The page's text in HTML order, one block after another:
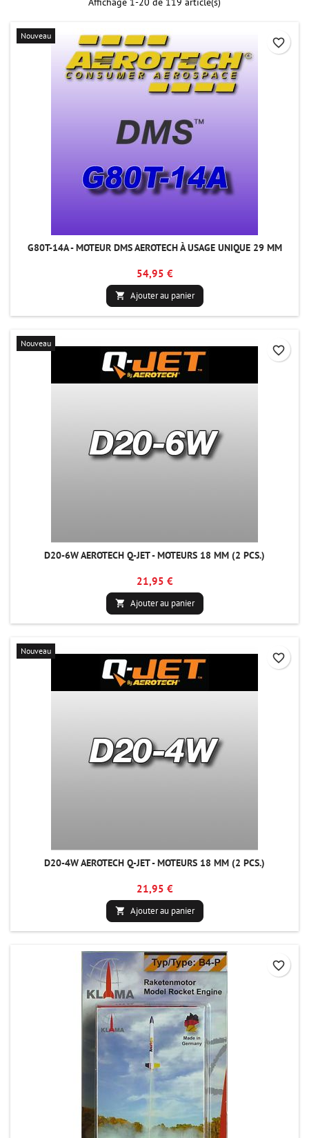
Nouveau
G80T-14A - MOTEUR DMS AEROTECH À USAGE UNIQUE 29 MM
54,95 €
 Ajouter au panier
favorite_border
Nouveau
D20-6W AEROTECH Q-JET - MOTEURS 18 MM (2 PCS.)
21,95 €
 Ajouter au panier
favorite_border
Nouveau
D20-4W AEROTECH Q-JET - MOTEURS 18 MM (2 PCS.)
21,95 €
 Ajouter au panier
favorite_border
favorite_border